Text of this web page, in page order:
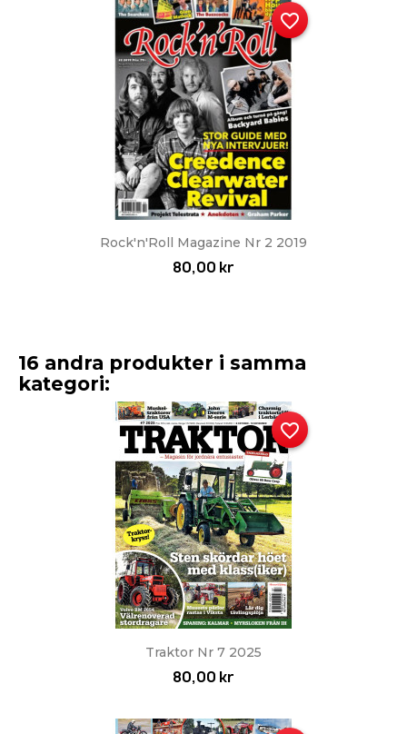
Rock'n'Roll Magazine Nr 2 2019
80,00 kr
favorite_border
16 andra produkter i samma
kategori:
Traktor Nr 7 2025
80,00 kr
favorite_border